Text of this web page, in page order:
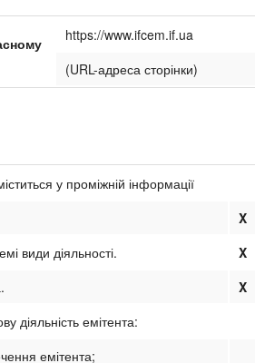
https://www.ifcem.if.ua
(URL-адреса сторінки)
у проміжній інформації
X
види діяльності.
X
X
діяльність емітента:
емітента;